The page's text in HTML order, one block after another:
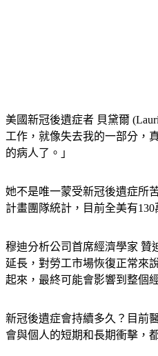
美國新冠後遺症者 貝黛爾
工作，就像失去我的一部分，
的病人了。」
她不是唯一蒙受新冠後遺症所
計畫團隊統計，目前全美有
穆迪分析公司首席經濟學家 贊
延長，對勞工市場恢復正常來
起來，最終可能會影響到整個
新冠後遺症會持續多久？目前
會與個人的短期和長期衝擊，